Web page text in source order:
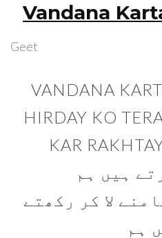
Vandana
Geet
VANDANA
HIRDAY KO
KAR
ہیں ہم
لا کر رکھتے
ہم